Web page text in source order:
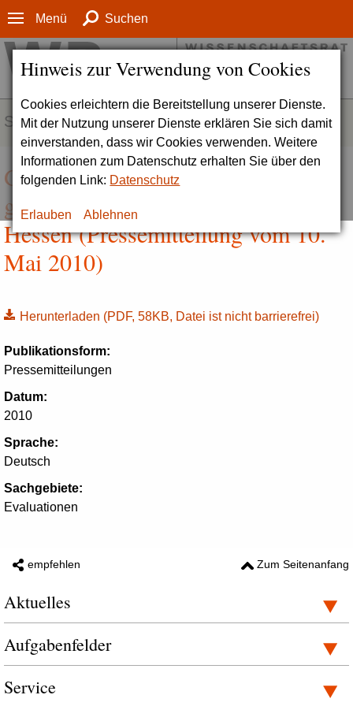
Hinweis zur Verwendung von Cookies
Cookies erleichtern die Bereitstellung unserer Dienste.
Mit der Nutzung unserer Dienste erklären Sie sich damit
einverstanden, dass wir Cookies verwenden. Weitere
Informationen zum Datenschutz erhalten Sie über den
folgenden Link: Datenschutz
Erlauben Ablehnen
Menü Suchen
SERVICE
Guter Start für
geisteswissenschaftliche Zentren in
Hessen (Pressemitteilung vom 10.
Mai 2010)
Herunterladen (PDF, 58KB, Datei ist nicht barrierefrei)
Publikationsform:
Pressemitteilungen
Datum:
2010
Sprache:
Deutsch
Sachgebiete:
Evaluationen
empfehlen Zum Seitenanfang
Aktuelles
Aufgabenfelder
Service